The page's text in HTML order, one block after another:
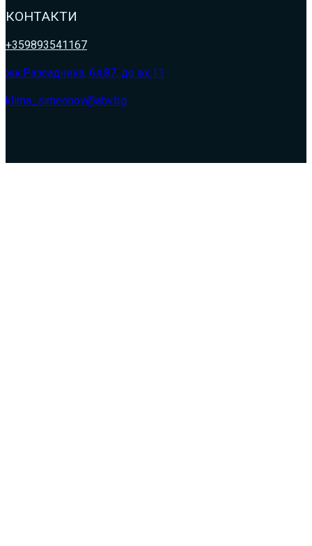
КОНТАКТИ
+359893541167
жк.Разсадника, бл.87, до вх.11
klima_simeonov@abv.bg